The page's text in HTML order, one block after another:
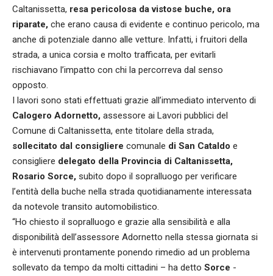
Caltanissetta, resa pericolosa da vistose buche, ora
riparate, che erano causa di evidente e continuo pericolo, ma
anche di potenziale danno alle vetture. Infatti, i fruitori della
strada, a unica corsia e molto trafficata, per evitarli
rischiavano l’impatto con chi la percorreva dal senso
opposto.
I lavori sono stati effettuati grazie all’immediato intervento di
Calogero Adornetto, assessore ai Lavori pubblici del
Comune di Caltanissetta, ente titolare della strada,
sollecitato dal consigliere comunale di San Cataldo e
consigliere delegato della Provincia di Caltanissetta,
Rosario Sorce, subito dopo il sopralluogo per verificare
l’entità della buche nella strada quotidianamente interessata
da notevole transito automobilistico.
“Ho chiesto il sopralluogo e grazie alla sensibilità e alla
disponibilità dell’assessore Adornetto nella stessa giornata si
è intervenuti prontamente ponendo rimedio ad un problema
sollevato da tempo da molti cittadini – ha detto Sorce -